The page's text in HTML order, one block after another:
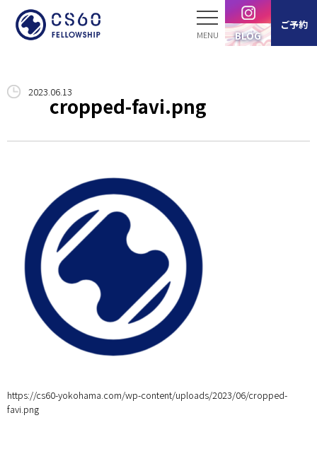
サービス案内
製品紹介
お客様の声
アクセス
BLOG
ご予約
2023.06.13
cropped-favi.png
https://cs60-yokohama.com/wp-content/uploads/2023/06/cropped-
favi.png